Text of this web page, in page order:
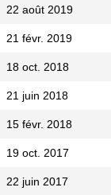
22 août 2019
21 févr. 2019
18 oct. 2018
21 juin 2018
15 févr. 2018
19 oct. 2017
22 juin 2017